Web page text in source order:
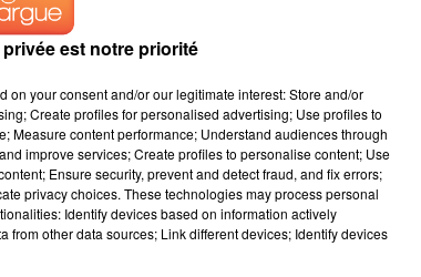
la direction de la maison
Olivier Pickeu figure en pole
pour déplaire à l'ancien
difficile pour moi de m'exprimer
"Penna Bianca" dans une
ville et de ces supporters. C'est
que j'étais obsédé par la
Et puis mon fils Mattia est
est notre priorité
on your consent and/or our legitimate interest: Store and/or
Create profiles for personalised advertising; Use profiles to
Measure content performance; Understand audiences through
improve services; Create profiles to personalise content; Use
Ensure security, prevent and detect fraud, and fix errors;
privacy choices. These technologies may process personal
Identify devices based on information actively
other data sources; Link different devices; Identify devices